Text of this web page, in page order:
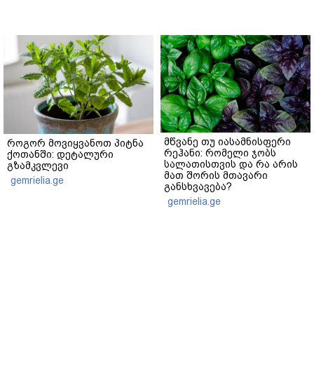
როგორ მოვიყვანოთ პიტნა
ქოთანში: დეტალური
გზამკვლევი
gemrielia.ge
მწვანე თუ იასამნისფერი
რეჰანი: რომელი ჯობს
სალათისთვის და რა არის
მათ შორის მთავარი
განსხვავება?
gemrielia.ge